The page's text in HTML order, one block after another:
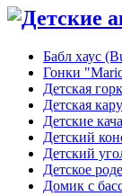
Бабл хаус
Гонки
Детская
Детская
Детские
Детский
Детский
Детское
Домик с